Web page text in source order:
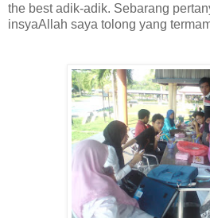
the best adik-adik. Sebarang
insyaAllah saya tolong yang